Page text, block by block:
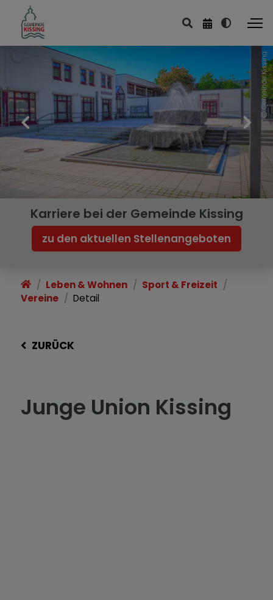
Gemeinde Kissing
Karriere bei der Gemeinde Kissing
zu den aktuellen Stellenangeboten
Leben & Wohnen
Sport & Freizeit
Vereine
Detail
ZURÜCK
Junge Union Kissing